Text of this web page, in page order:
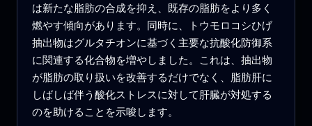
は新たな脂肪の合成を抑え、既存の脂肪をより多く
燃やす傾向があります。同時に、トウモロコシひげ
抽出物はグルタチオンに基づく主要な抗酸化防御系
に関連する化合物を増やしました。これは、抽出物
が脂肪の取り扱いを改善するだけでなく、脂肪肝に
しばしば伴う酸化ストレスに対して肝臓が対処する
のを助けることを示唆します。